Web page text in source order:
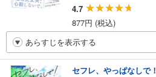
4.7
877円 (税込)
あらすじを表示する
セフレ、やっぱなしで！